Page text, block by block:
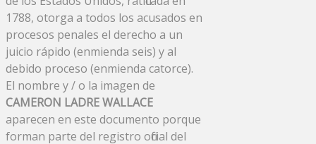
1788, otorga a todos los acusados ​​en
procesos penales el derecho a un
juicio rápido (enmienda seis) y al
debido proceso (enmienda catorce).
El nombre y / o la imagen de
CAMERON LADRE WALLACE
aparecen en este documento porque
forman parte del registro oficial del